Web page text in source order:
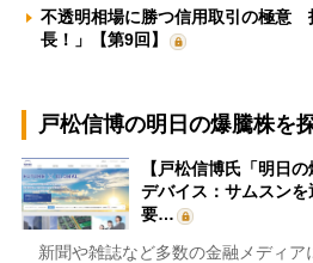
不透明相場に勝つ信用取引の極意
長！」【第9回】
戸松信博の明日の爆騰株を
【戸松信博氏「明日
デバイス：サムスン
要…
新聞や雑誌など多数の金融メディア